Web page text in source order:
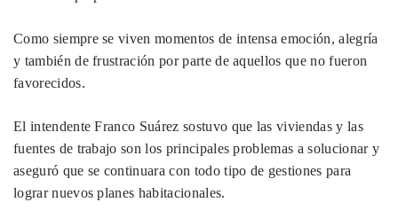
Como siempre se viven momentos de intensa emoción, alegría
y también de frustración por parte de aquellos que no fueron
favorecidos.
El intendente Franco Suárez sostuvo que las viviendas y las
fuentes de trabajo son los principales problemas a solucionar y
aseguró que se continuara con todo tipo de gestiones para
lograr nuevos planes habitacionales.